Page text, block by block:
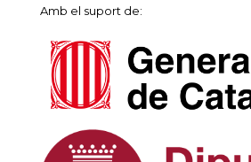
Amb el suport de: